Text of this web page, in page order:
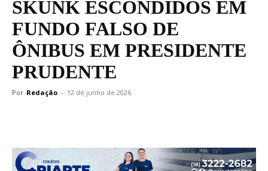
SKUNK ESCONDIDOS EM
FUNDO FALSO DE
ÔNIBUS EM PRESIDENTE
PRUDENTE
Por Redação - 12 de junho de 2026